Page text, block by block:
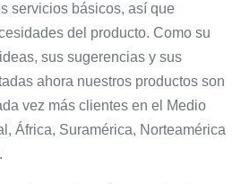
servicios básicos, así que
del producto. Como su
sus sugerencias y sus
ahora nuestros productos son
vez más clientes en el Medio
África, Suramérica, Norteamérica